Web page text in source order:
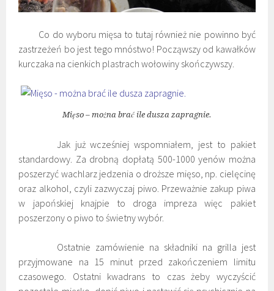
Co do wyboru mięsa to tutaj również nie powinno być
zastrzeżeń bo jest tego mnóstwo! Począwszy od kawałków
kurczaka na cienkich plastrach wołowiny skończywszy.
Mięso – można brać ile dusza zapragnie.
Jak już wcześniej wspomniałem, jest to pakiet
standardowy. Za drobną dopłatą 500-1000 yenów można
poszerzyć wachlarz jedzenia o droższe mięso, np. cielęcinę
oraz alkohol, czyli zazwyczaj piwo. Przeważnie zakup piwa
w japońskiej knajpie to droga impreza więc pakiet
poszerzony o piwo to świetny wybór.
Ostatnie zamówienie na składniki na grilla jest
przyjmowane na 15 minut przed zakończeniem limitu
czasowego. Ostatni kwadrans to czas żeby wyczyścić